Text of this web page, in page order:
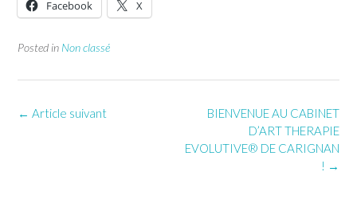
Facebook X
Posted in Non classé
Post
BIENVENUE AU CABINET
D’ART THERAPIE
EVOLUTIVE® DE CARIGNAN
! →
← Article suivant